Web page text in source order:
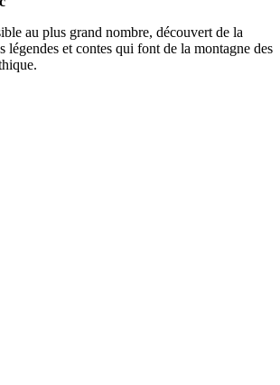
au plus grand nombre, découvert de la
légendes et contes qui font de la montagne des